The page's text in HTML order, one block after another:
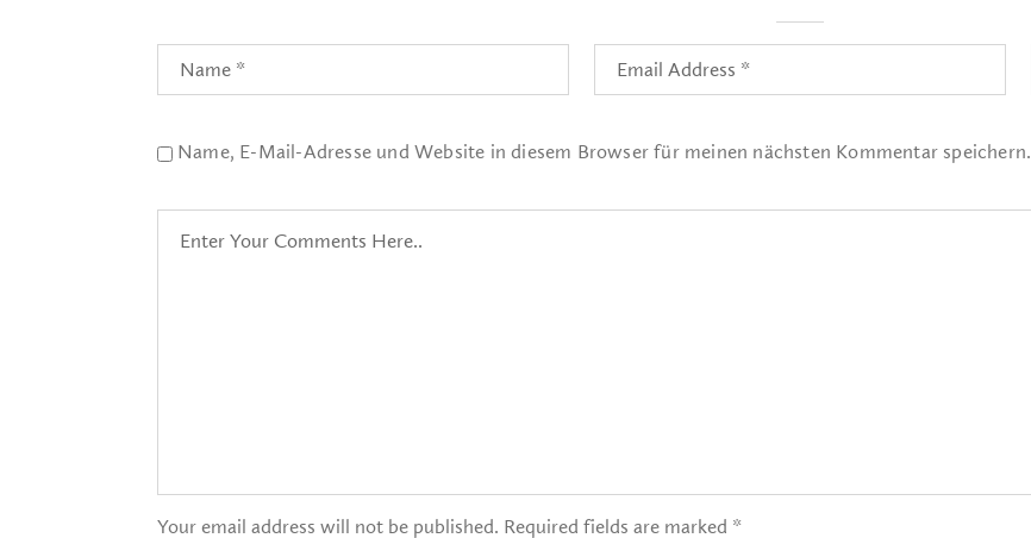
Name, E-Mail-Adresse und Website in diesem Browser für meinen nächsten Kommentar speichern.
Your email address will not be published. Required fields are marked *